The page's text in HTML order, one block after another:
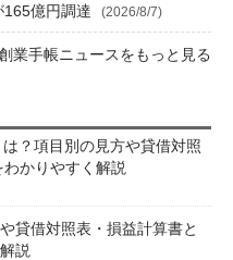
165億円調達
(2026/8/7)
業手帳ニュースをもっと見る
？項目別の見方や貸借対照
かりやすく解説
貸借対照表・損益計算書と
説